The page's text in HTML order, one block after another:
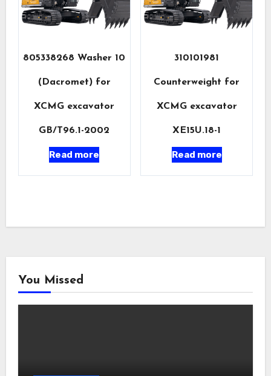
805338268 Washer 10
(Dacromet) for
XCMG excavator
GB/T96.1-2002
Read more
310101981
Counterweight for
XCMG excavator
XE15U.18-1
Read more
You Missed